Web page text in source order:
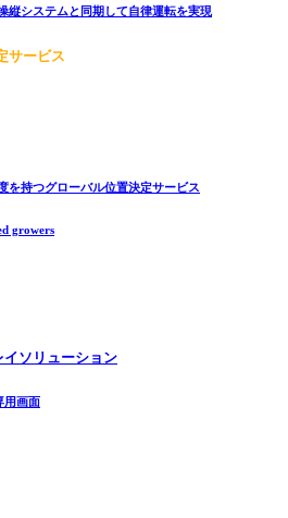
縦システムと同期して自律運転を実現
サービス
を持つグローバル位置決定サービス
growers
イソリューション
用画面